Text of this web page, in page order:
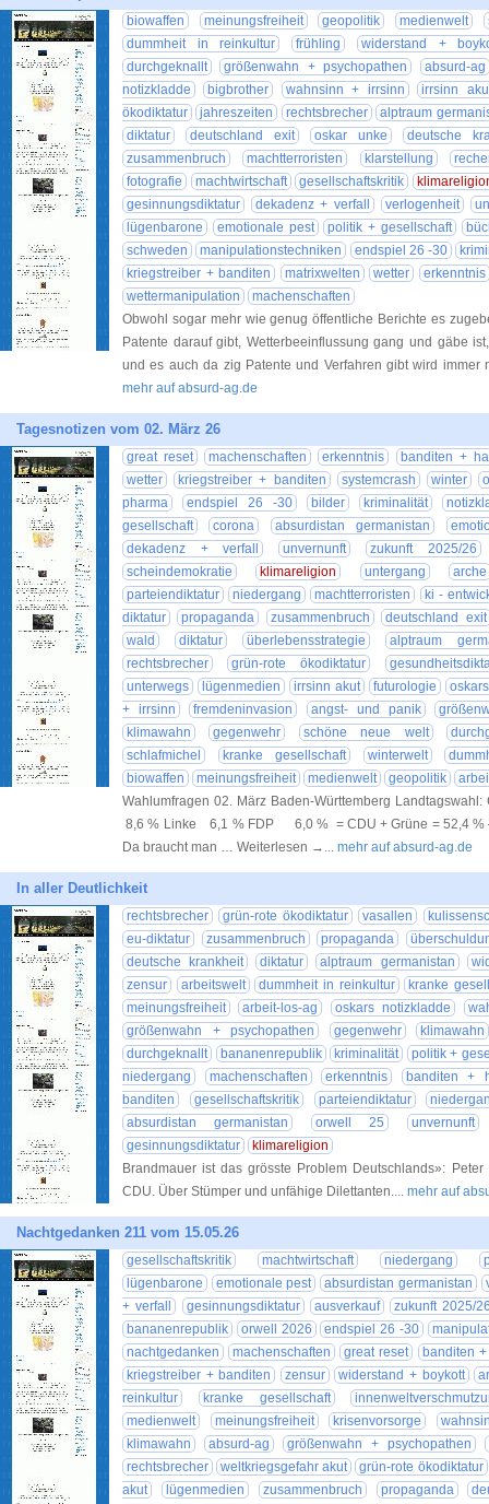
biowaffen meinungsfreiheit geopolitik medienwelt
dummheit in reinkultur
frühling
widerstand +
durchgeknallt
größenwahn + psychopathen
absurd-ag
notizkladde
bigbrother wahnsinn + irrsinn
irrsinn
ökodiktatur
jahreszeiten rechtsbrecher
alptraum
diktatur
deutschland exit oskar unke
deutsche
zusammenbruch
machtterroristen klarstellung
fotografie
machtwirtschaft gesellschaftskritik
gesinnungsdiktatur
dekadenz + verfall verlogenheit
lügenbarone
emotionale pest politik + gesellschaft
schweden
manipulationstechniken endspiel 26 -30
kriegstreiber + banditen
matrixwelten wetter
erkenntnis
wettermanipulation
machenschaften
Obwohl sogar mehr wie genug öffentliche Berichte es
Patente darauf gibt, Wetterbeeinflussung gang und gäbe
und es auch da zig Patente und Verfahren gibt wird
mehr auf absurd-ag.de
Tagesnotizen vom 02. März 26
great reset machenschaften erkenntnis
banditen +
wetter
kriegstreiber + banditen systemcrash winter
pharma
endspiel 26 -30 bilder kriminalität
gesellschaft
corona absurdistan germanistan
dekadenz + verfall
unvernunft
zukunft 2025/26
scheindemokratie
klimareligion untergang
arche
parteiendiktatur
niedergang machtterroristen
ki -
diktatur
propaganda zusammenbruch
deutschland exit
wald
diktatur überlebensstrategie
alptraum
rechtsbrecher
grün-rote ökodiktatur
unterwegs
lügenmedien irrsinn akut futurologie
+ irrsinn
fremdeninvasion angst- und panik
klimawahn
gegenwehr schöne neue welt
schlafmichel
kranke gesellschaft winterwelt
biowaffen
meinungsfreiheit medienwelt geopolitik
Wahlumfragen 02. März Baden-Württemberg
8,6 % Linke 6,1 % FDP 6,0 % = CDU + Grüne = 52,4 %
Da braucht man … Weiterlesen → ... mehr auf absurd-ag.de
In aller Deutlichkeit
rechtsbrecher grün-rote ökodiktatur vasallen
eu-diktatur
zusammenbruch propaganda
deutsche krankheit
diktatur alptraum germanistan
zensur
arbeitswelt dummheit in reinkultur
kranke
meinungsfreiheit
arbeit-los-ag oskars notizkladde
größenwahn + psychopathen
gegenwehr
klimawahn
durchgeknallt
bananenrepublik kriminalität
politik +
niedergang
machenschaften erkenntnis
banditen +
banditen
gesellschaftskritik parteiendiktatur
absurdistan germanistan
orwell 25
unvernunft
gesinnungsdiktatur
klimareligion
Brandmauer ist das grösste Problem Deutschlands»:
CDU. Über Stümper und unfähige Dilettanten.... mehr auf
Nachtgedanken 211 vom 15.05.26
gesellschaftskritik machtwirtschaft niedergang
lügenbarone
emotionale pest absurdistan germanistan
+ verfall
gesinnungsdiktatur ausverkauf
zukunft 2025/
bananenrepublik
orwell 2026 endspiel 26 -30
nachtgedanken
machenschaften great reset
banditen
kriegstreiber + banditen
zensur widerstand + boykott
reinkultur
kranke gesellschaft
medienwelt
meinungsfreiheit krisenvorsorge
klimawahn
absurd-ag
größenwahn + psychopathen
rechtsbrecher
weltkriegsgefahr akut
grün-rote ökodiktatur
akut
lügenmedien zusammenbruch propaganda